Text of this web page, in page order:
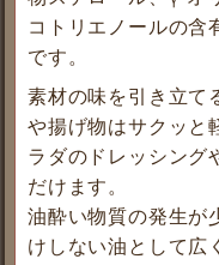
コトリエノールの含
です。
素材の味を引き立て
や揚げ物はサクッと
ラダのドレッシング
だけます。
油酔い物質の発生が
けしない油として広